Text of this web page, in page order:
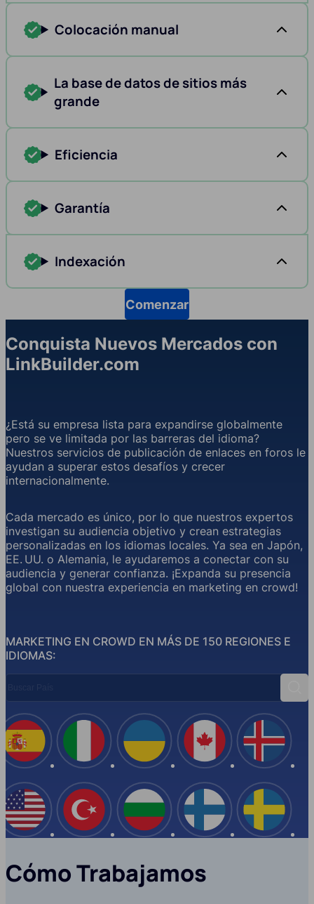
Colocación manual
La base de datos de sitios más
grande
Eficiencia
Garantía
Indexación
Comenzar
Conquista Nuevos Mercados con
LinkBuilder.com
MARKETING EN CROWD EN MÁS DE 150 REGIONES E
IDIOMAS:
¿Está su empresa lista para expandirse globalmente
pero se ve limitada por las barreras del idioma?
Nuestros servicios de publicación de enlaces en foros le
ayudan a superar estos desafíos y crecer
internacionalmente.
Cada mercado es único, por lo que nuestros expertos
investigan su audiencia objetivo y crean estrategias
personalizadas en los idiomas locales. Ya sea en Japón,
EE. UU. o Alemania, le ayudaremos a conectar con su
audiencia y generar confianza. ¡Expanda su presencia
global con nuestra experiencia en marketing en crowd!
España
EE.UU
Italia
Turquía
Ucrania
Bulgaria
Canadá
Finlandia Suecia
Cómo Trabajamos